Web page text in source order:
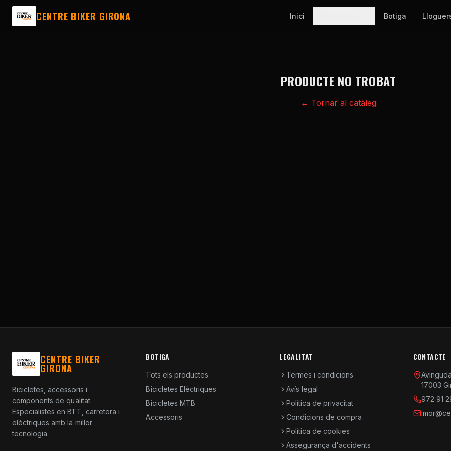
CENTRE BIKER GIRONA Inici Botiga
PRODUCTE NO TROBAT
← Tornar al catàleg
CENTRE BIKER
GIRONA
Bicicletes, accessoris i
components de qualitat.
Especialistes en BTT, carretera i
elèctriques amb la millor
tecnologia.
BOTIGA
Tots els productes
Bicicletes Elèctriques
Bicicletes MTB
Accessoris
LEGALITAT
Termes i condicions
Avís legal
Política de privacitat
Condicions de compra
Política de cookies
Assegurança d'accidents
CONTACTE
17003
972 91